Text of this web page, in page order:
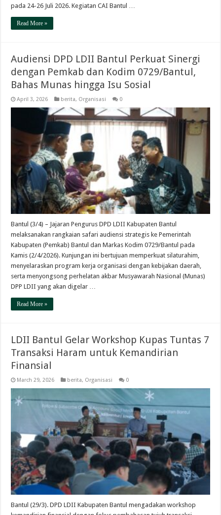
pada 24-26 Juli 2026. Kegiatan CAI Bantul …
Read More »
Audiensi DPD LDII Bantul Perkuat Sinergi
dengan Pemkab dan Kodim 0729/Bantul,
Bahas Munas hingga Isu Sosial
April 3, 2026 berita, Organisasi 0
Bantul (3/4) – Jajaran Pengurus DPD LDII Kabupaten Bantul
melaksanakan rangkaian safari audiensi strategis ke Pemerintah
Kabupaten (Pemkab) Bantul dan Markas Kodim 0729/Bantul pada
Kamis (2/4/2026). Kunjungan ini bertujuan memperkuat silaturahim,
menyelaraskan program kerja organisasi dengan kebijakan daerah,
serta menyongsong perhelatan akbar Musyawarah Nasional (Munas)
DPP LDII yang akan digelar …
Read More »
LDII Bantul Gelar Workshop Kupas Tuntas 7
Transaksi Haram untuk Kemandirian
Finansial
March 29, 2026 berita, Organisasi 0
Bantul (29/3). DPD LDII Kabupaten Bantul mengadakan workshop